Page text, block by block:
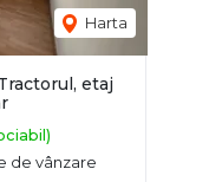
Harta
etaj
de vânzare